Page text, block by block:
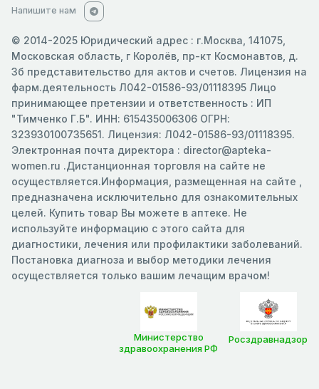
Напишите нам
© 2014-2025 Юридический адрес : г.Москва, 141075,
Московская область, г Королёв, пр-кт Космонавтов, д.
3б представительство для актов и счетов. Лицензия на
фарм.деятельность Л042-01586-93/01118395 Лицо
принимающее претензии и ответственность : ИП
"Тимченко Г.Б". ИНН: 615435006306 ОГРН:
323930100735651. Лицензия: Л042-01586-93/01118395.
Электронная почта директора : director@apteka-
women.ru .Дистанционная торговля на сайте не
осуществляется.Информация, размещенная на сайте ,
предназначена исключительно для ознакомительных
целей. Купить товар Вы можете в аптеке. Не
используйте информацию с этого сайта для
диагностики, лечения или профилактики заболеваний.
Постановка диагноза и выбор методики лечения
осуществляется только вашим лечащим врачом!
Росздравнадзор
Министерство
здравоохранения РФ